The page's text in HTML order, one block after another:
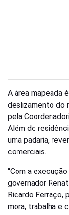
A área mapeada
deslizamento do
pela
Além de
uma padaria,
comerciais.
“Com a
governador
Ricardo Ferraço,
mora, trabalha e